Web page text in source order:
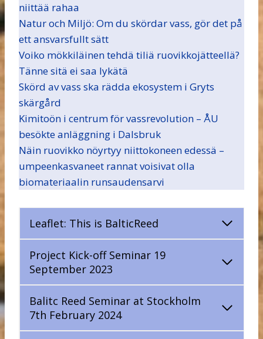
niittää rahaa
Natur och Miljö: Om du skördar vass, gör det på
ett ansvarsfullt sätt
Voiko mökkiläinen tehdä tiliä ruovikkojätteellä?
Tänne sitä ei saa lykätä
Skörd av vass ska rädda ekosystem i Gryts
skärgård
Kimitoön i centrum för vassrevolution – ÅU
besökte anläggning i Dalsbruk
Näin ruovikko nöyrtyy niittokoneen edessä –
umpeenkasvaneet rannat voisivat olla
biomateriaalin runsaudensarvi
Leaflet: This is BalticReed
Project Kick-off Seminar 19
September 2023
Balitc Reed Seminar at Stockholm
7th February 2024